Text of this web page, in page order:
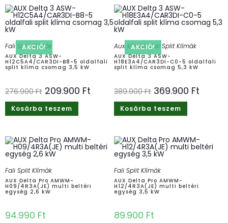
AKCIÓ!
Fali Split Klímák
AUX Delta 3 ASW-
H12C5A4/CAR3DI-B8-5 oldalfali
split klíma csomag 3,5 kW
276.900Ft 209.900 Ft
Kosárba teszem
AKCIÓ!
Aux klímák,Fali Split Klímák
AUX Delta 3 ASW-
H18E3A4/CAR3DI-C0-5 oldalfali
split klíma csomag 5,3 kW
389.900Ft 369.900 Ft
Kosárba teszem
Fali Split Klímák
AUX Delta Pro AMWM-
H09/4R3A(JE) multi beltéri
egység 2,6 kW
94.990 Ft
Fali Split Klímák
AUX Delta Pro AMWM-
H12/4R3A(JE) multi beltéri
egység 3,5 kW
89.900 Ft